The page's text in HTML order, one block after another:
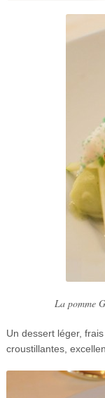
La pomme
Un dessert léger,
croustillantes,